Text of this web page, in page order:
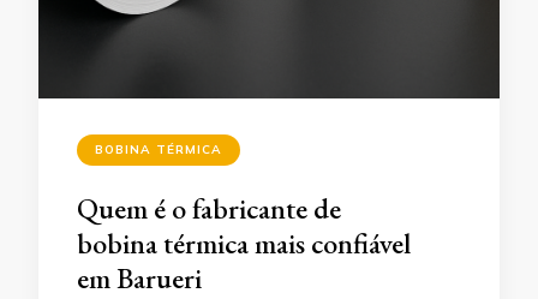
BOBINA TÉRMICA
Quem é o fabricante de
bobina térmica mais confiável
em Barueri